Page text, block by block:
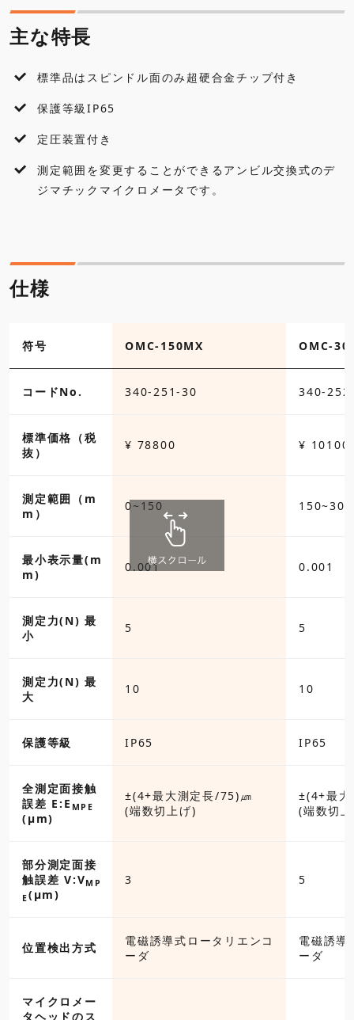
仕様
セット内容
アクセサリ・オプション
よくあるご質問
主な特長
標準品はスピンドル面のみ超硬合金チップ付き
保護等級IP65
定圧装置付き
測定範囲を変更することができるアンビル交換式のデ
ジマチックマイクロメータです。
仕様
符号 OMC-150MX OMC-
コードNo. 340-251-30 340-
標準価格（税
抜）
¥ 78800 ¥
測定範囲（m
m）
最小表示量(m
m)
0.001 0.001
測定力(N) 最
小
5 5
測定力(N) 最
大
10 10
保護等級 IP65 IP65
全測定面接触
誤差 E:E MPE
(µm)
±(4+最大測定長/75)㎛
(端数切上げ)
±(4+最
(端数切
部分測定面接
触誤差 V:VMP
E(µm)
3 5
位置検出方式
電磁誘導式ロータリエンコ
ーダ
電磁誘導
ーダ
マイクロメー
タヘッドのス